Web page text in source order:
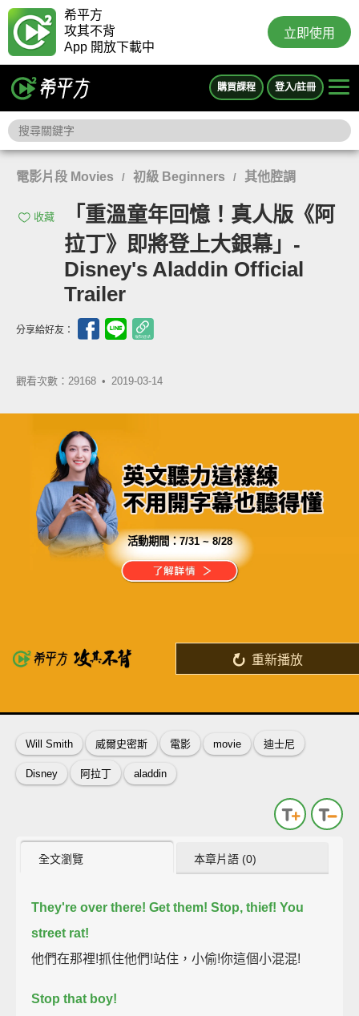
希平方
攻其不背
App 開放下載中
立即使用
購買課程 登入/註冊
電影片段 Movies / 初級 Beginners / 其他腔調
收藏
「重溫童年回憶！真人版《阿
拉丁》即將登上大銀幕」-
Disney's Aladdin Official
Trailer
分享給好友：
觀看次數：29168 • 2019-03-14
活動期間：7/31 ~ 8/28
重新播放
還想學好第二外語、第三外語？
了解詳情
Will Smith 威爾史密斯 電影 movie 迪士尼
Disney 阿拉丁 aladdin
全文瀏覽 本章片語 (0)
They're over there! Get them! Stop, thief! You
street rat!
他們在那裡!抓住他們!站住，小偷!你這個小混混!
Stop that boy!